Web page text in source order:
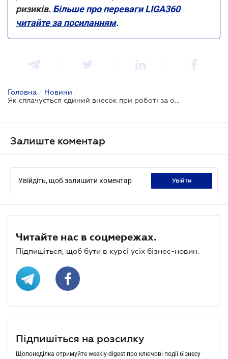
ризиків. Більше про переваги LIGA360
читайте за посиланням.
Головна / Новини /
Як сплачується єдиний внесок при роботі за основним місцем роботи та за сумісництвом
Залиште коментар
Увійдіть, щоб залишити коментар увійти
Читайте нас в соцмережах.
Підпишіться, щоб бути в курсі усіх бізнес-новин.
Підпишіться на розсилку
Щопонеділка отримуйте weekly-digest про ключові події бізнесу